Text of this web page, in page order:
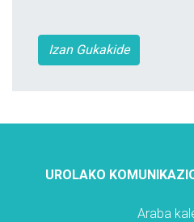
Izan Gukakide
UROLAKO
Araba